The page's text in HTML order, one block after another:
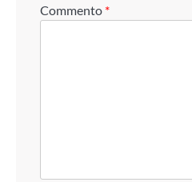
Commento *